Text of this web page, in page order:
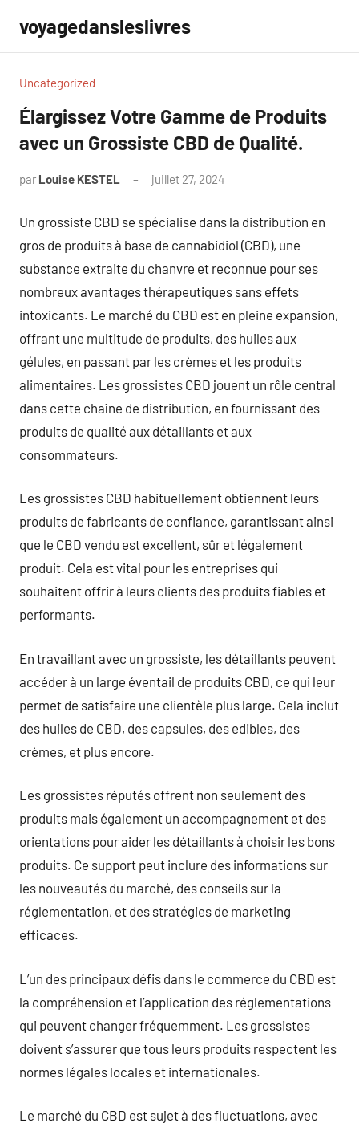
contenu
voyagedansleslivres
Uncategorized
Élargissez Votre Gamme de Produits
avec un Grossiste CBD de Qualité.
par Louise KESTEL juillet 27, 2024
Un grossiste CBD se spécialise dans la distribution en
gros de produits à base de cannabidiol (CBD), une
substance extraite du chanvre et reconnue pour ses
nombreux avantages thérapeutiques sans effets
intoxicants. Le marché du CBD est en pleine expansion,
offrant une multitude de produits, des huiles aux
gélules, en passant par les crèmes et les produits
alimentaires. Les grossistes CBD jouent un rôle central
dans cette chaîne de distribution, en fournissant des
produits de qualité aux détaillants et aux
consommateurs.
Les grossistes CBD habituellement obtiennent leurs
produits de fabricants de confiance, garantissant ainsi
que le CBD vendu est excellent, sûr et légalement
produit. Cela est vital pour les entreprises qui
souhaitent offrir à leurs clients des produits fiables et
performants.
En travaillant avec un grossiste, les détaillants peuvent
accéder à un large éventail de produits CBD, ce qui leur
permet de satisfaire une clientèle plus large. Cela inclut
des huiles de CBD, des capsules, des edibles, des
crèmes, et plus encore.
Les grossistes réputés offrent non seulement des
produits mais également un accompagnement et des
orientations pour aider les détaillants à choisir les bons
produits. Ce support peut inclure des informations sur
les nouveautés du marché, des conseils sur la
réglementation, et des stratégies de marketing
efficaces.
L’un des principaux défis dans le commerce du CBD est
la compréhension et l’application des réglementations
qui peuvent changer fréquemment. Les grossistes
doivent s’assurer que tous leurs produits respectent les
normes légales locales et internationales.
Le marché du CBD est sujet à des fluctuations, avec